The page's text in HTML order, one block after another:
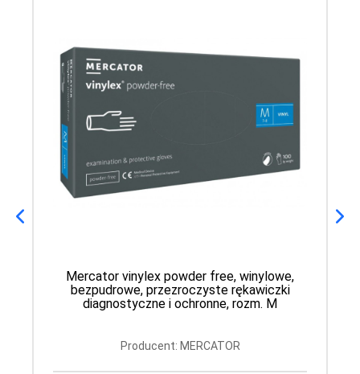
Mercator vinylex powder free, winylowe,
bezpudrowe, przezroczyste rękawiczki
diagnostyczne i ochronne, rozm. M
Producent: MERCATOR